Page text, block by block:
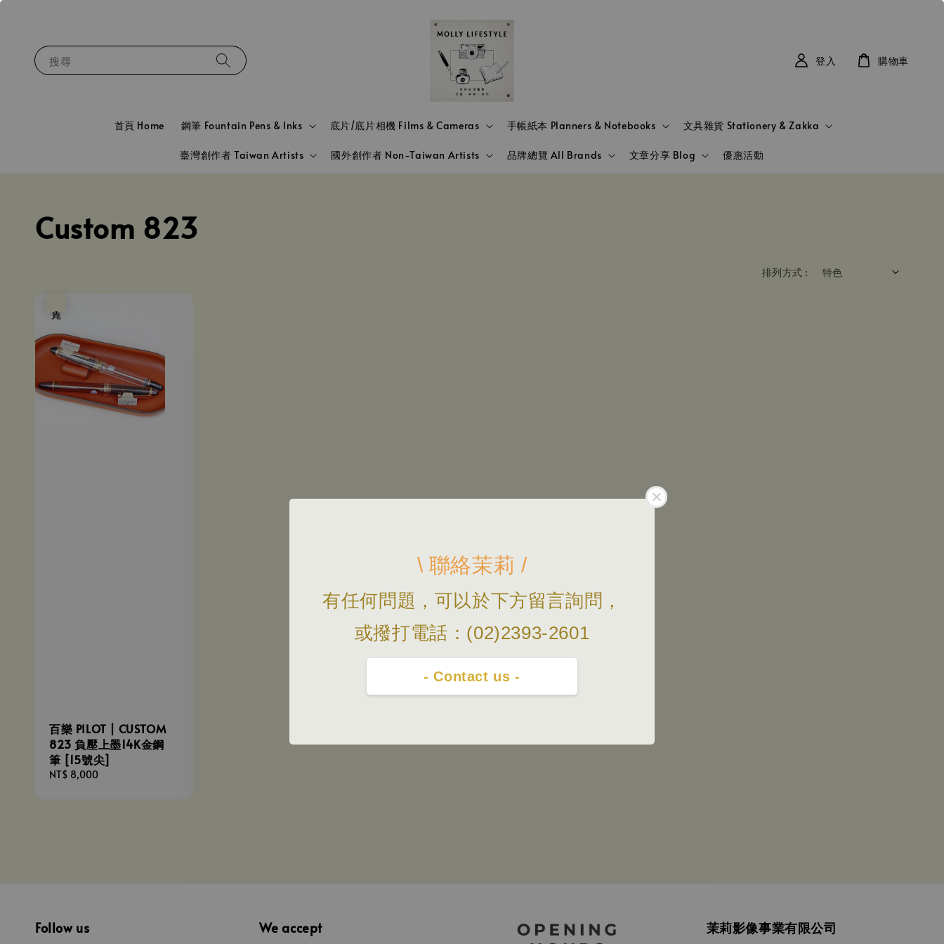
\ 聯絡茉莉 /
有任何問題，可以於下方留言詢問，
或撥打電話：(02)2393-2601
- Contact us -
搜尋
首頁 Home 鋼筆 Fountain Pens & Inks 底片/底片相機 Films & Cameras 手帳紙本 Planners & Notebooks 文具雜貨 Stationery & Zakka
臺灣創作者 Taiwan Artists 國外創作者 Non-Taiwan Artists 品牌總覽 All Brands 文章分享 Blog 優惠活動
登入 購物車
Custom 823
排列方式 :
百樂 PILOT | CUSTOM
823 負壓上墨14K金鋼
筆 [15號尖]
Regular
NT$ 8,000
Follow us We accept 茉莉影像事業有限公司